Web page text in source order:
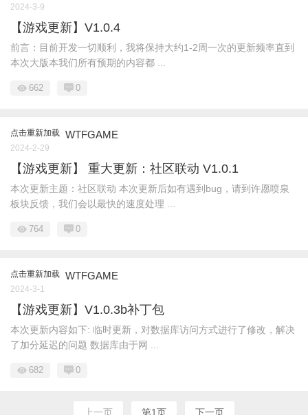
2024-3-9
【游戏更新】V1.0.4
前言：目前开发一切顺利，我将保持大约1-2周一次的更新频率直到
本次大版本我们所有预期的内容都 ...
662 0
点击重新加载 WTFGAME
2024-2-29
【游戏更新】 重大更新：社区联动 V1.0.1
本次更新主题：社区联动 本次更新后如有遇到bug，请到许愿喷泉
板块反馈，我们会以最快的速度处理 ...
764 0
点击重新加载 WTFGAME
2024-3-1
【游戏更新】V1.0.3b补丁包
本次更新内容如下: 临时更新，对数据库访问方式进行了修改，解决
了加分延迟的问题 数据库由于网 ...
682 0
上一页 第1页 下一页